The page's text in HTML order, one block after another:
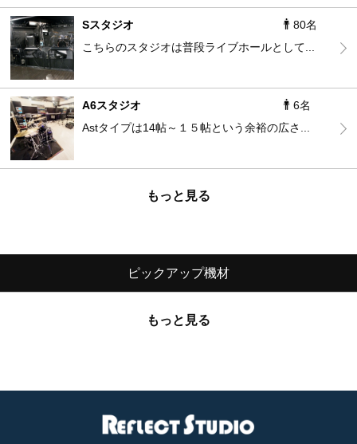
Sスタジオ
80名
こちらのスタジオは普段ライブホールとして...
A6スタジオ
6名
Astタイプは14帖～１５帖という余裕の広さ...
もっと見る
ピックアップ機材
もっと見る